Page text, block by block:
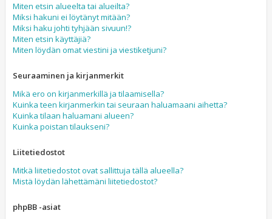
Miten etsin alueelta tai alueilta?
Miksi hakuni ei löytänyt mitään?
Miksi haku johti tyhjään sivuun!?
Miten etsin käyttäjiä?
Miten löydän omat viestini ja viestiketjuni?
Seuraaminen ja kirjanmerkit
Mikä ero on kirjanmerkillä ja tilaamisella?
Kuinka teen kirjanmerkin tai seuraan haluamaani aihetta?
Kuinka tilaan haluamani alueen?
Kuinka poistan tilaukseni?
Liitetiedostot
Mitkä liitetiedostot ovat sallittuja tällä alueella?
Mistä löydän lähettämäni liitetiedostot?
phpBB -asiat